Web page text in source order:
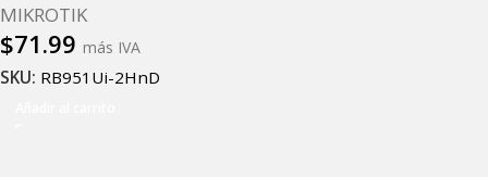
MIKROTIK
$71.99 más IVA
SKU: RB951Ui-2HnD